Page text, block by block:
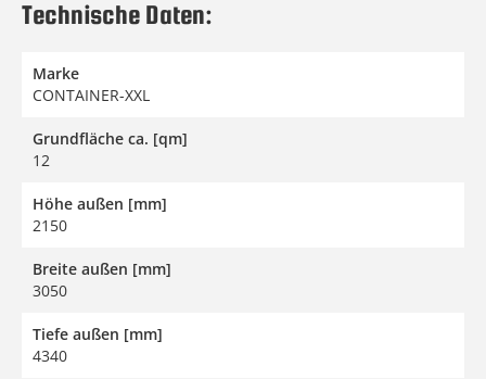
Technische Daten:
Marke
CONTAINER-XXL
Grundfläche ca. [qm]
12
Höhe außen [mm]
2150
Breite außen [mm]
3050
Tiefe außen [mm]
4340